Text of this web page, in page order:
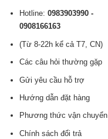
Hotline: 0983903990 -
0908166163
(Từ 8-22h kể cả T7, CN)
Các câu hỏi thường gặp
Gửi yêu cầu hỗ trợ
Hướng dẫn đặt hàng
Phương thức vận chuyển
Chính sách đổi trả